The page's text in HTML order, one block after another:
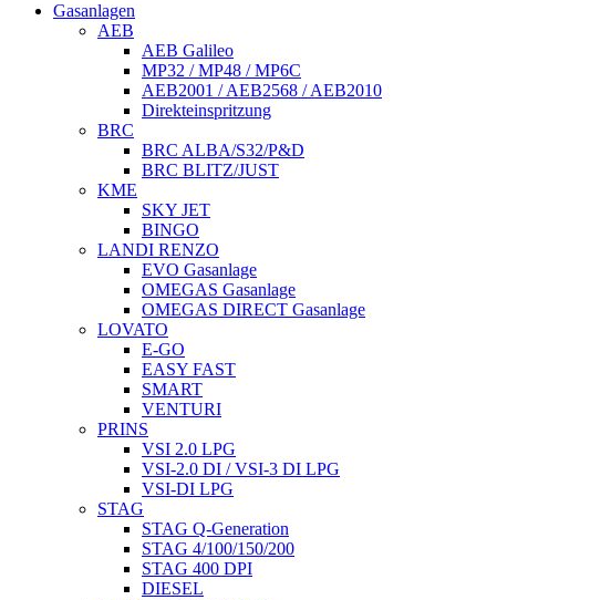
Gasanlagen
AEB
AEB Galileo
MP32 / MP48 / MP6C
AEB2001 / AEB2568 / AEB2010
Direkteinspritzung
BRC
BRC ALBA/S32/P&D
BRC BLITZ/JUST
KME
SKY JET
BINGO
LANDI RENZO
EVO Gasanlage
OMEGAS Gasanlage
OMEGAS DIRECT Gasanlage
LOVATO
E-GO
EASY FAST
SMART
VENTURI
PRINS
VSI 2.0 LPG
VSI-2.0 DI / VSI-3 DI LPG
VSI-DI LPG
STAG
STAG Q-Generation
STAG 4/100/150/200
STAG 400 DPI
DIESEL